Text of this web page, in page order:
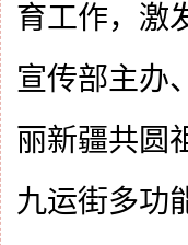
育工作，激
宣传部主办
丽新疆共圆
九运街多功